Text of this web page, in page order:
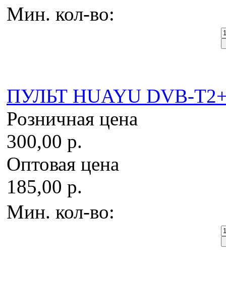
Мин. кол-во:
ПУЛЬТ HUAYU DVB-
Розничная цена
300,00 р.
Оптовая цена
185,00 р.
Мин. кол-во: